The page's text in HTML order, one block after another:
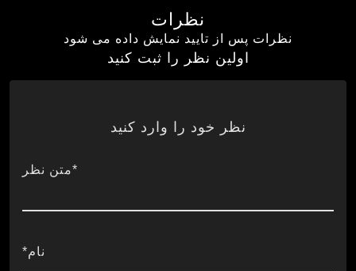
نظرات
نظرات پس از تایید نمایش داده می شود
اولین نظر را ثبت کنید
نظر خود را وارد کنید
*متن نظر
نام*